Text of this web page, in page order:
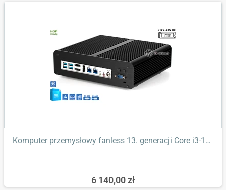
Komputer przemysłowy fanless 13. generacji Core i3-13100T 2,50GHz...
6 140,00 zł